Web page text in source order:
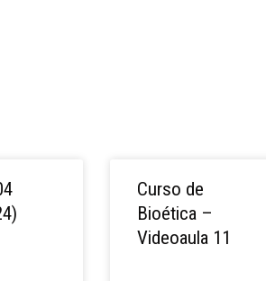
Curso de
Bioética –
Videoaula 11